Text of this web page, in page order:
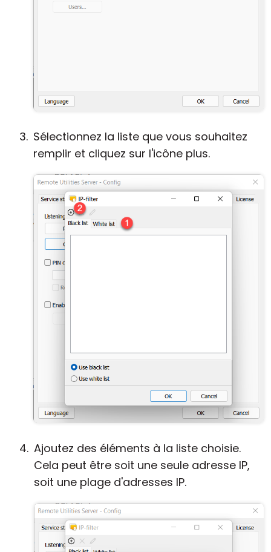
Sélectionnez la liste que vous souhaitez
remplir et cliquez sur l'icône plus.
Ajoutez des éléments à la liste choisie.
Cela peut être soit une seule adresse IP,
soit une plage d'adresses IP.